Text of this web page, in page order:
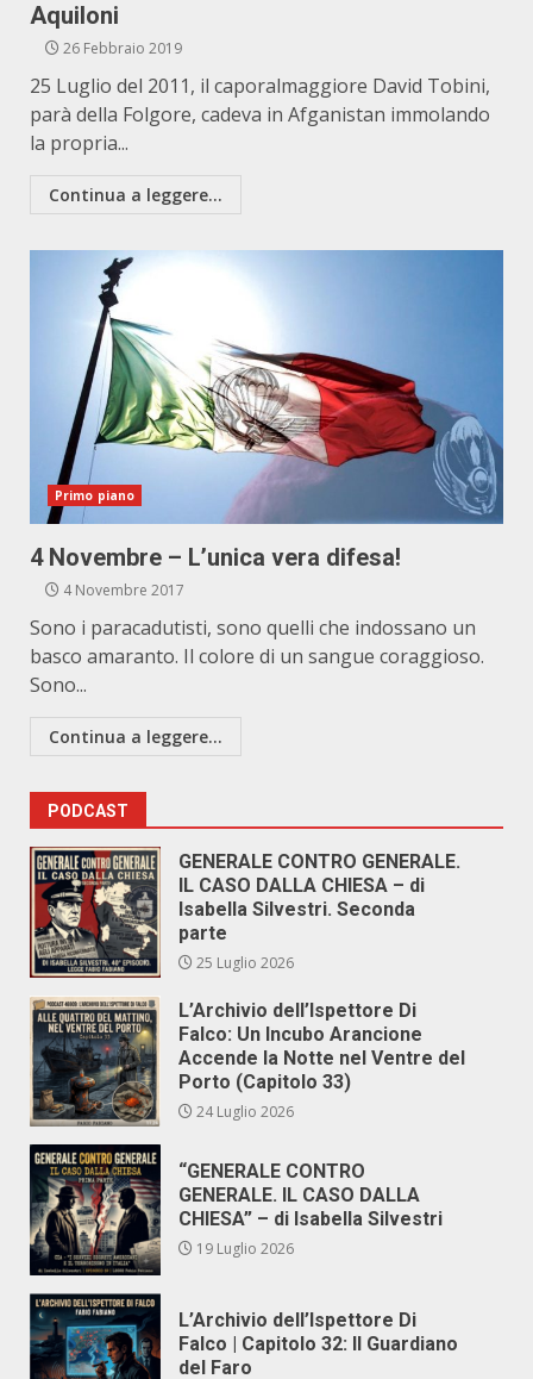
Aquiloni
26 Febbraio 2019
25 Luglio del 2011, il caporalmaggiore David Tobini,
parà della Folgore, cadeva in Afganistan immolando
la propria...
Continua a leggere...
Primo piano
4 Novembre – L’unica vera difesa!
4 Novembre 2017
Sono i paracadutisti, sono quelli che indossano un
basco amaranto. Il colore di un sangue coraggioso.
Sono...
Continua a leggere...
PODCAST
GENERALE CONTRO GENERALE.
IL CASO DALLA CHIESA – di
Isabella Silvestri. Seconda
parte
25 Luglio 2026
L’Archivio dell’Ispettore Di
Falco: Un Incubo Arancione
Accende la Notte nel Ventre del
Porto (Capitolo 33)
24 Luglio 2026
“GENERALE CONTRO
GENERALE. IL CASO DALLA
CHIESA” – di Isabella Silvestri
19 Luglio 2026
L’Archivio dell’Ispettore Di
Falco | Capitolo 32: Il Guardiano
del Faro